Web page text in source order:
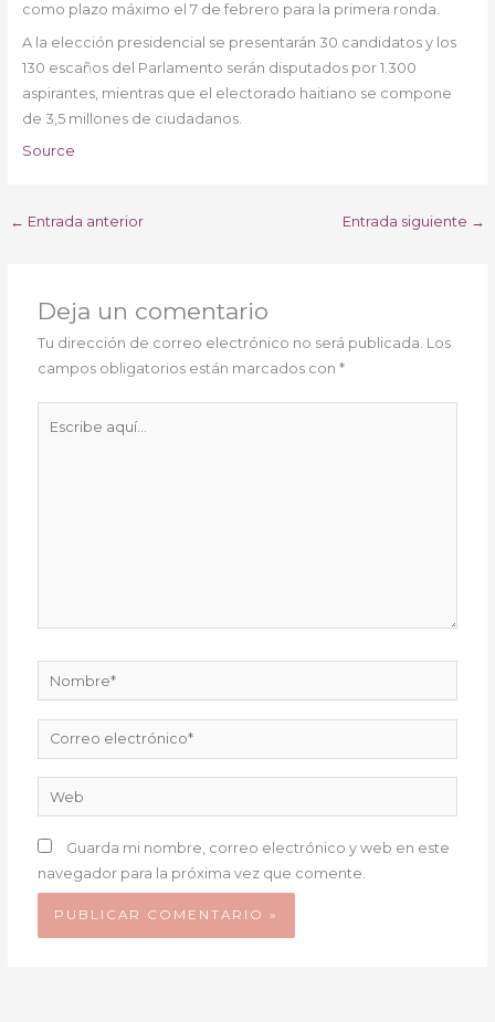
como plazo máximo el 7 de febrero para la primera ronda.
A la elección presidencial se presentarán 30 candidatos y los
130 escaños del Parlamento serán disputados por 1.300
aspirantes, mientras que el electorado haitiano se compone
de 3,5 millones de ciudadanos.
Source
← Entrada anterior Entrada siguiente →
Deja un comentario
Tu dirección de correo electrónico no será publicada. Los
campos obligatorios están marcados con*
Nombre*
Correo
electrónico*
Web
Guarda mi nombre, correo electrónico y web en este
navegador para la próxima vez que comente.